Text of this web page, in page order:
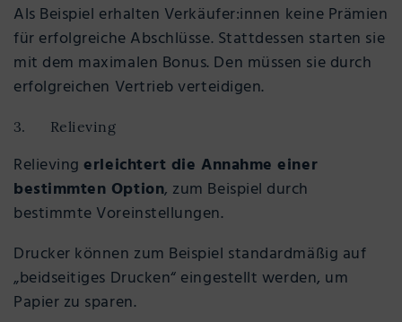
Als Beispiel erhalten Verkäufer:innen keine Prämien
für erfolgreiche Abschlüsse. Stattdessen starten sie
mit dem maximalen Bonus. Den müssen sie durch
erfolgreichen Vertrieb verteidigen.
3. Relieving
Relievingerleichtert die Annahme einer
bestimmten Option, zum Beispiel durch
bestimmte Voreinstellungen.
Drucker können zum Beispiel standardmäßig auf
„beidseitiges Drucken“ eingestellt werden, um
Papier zu sparen.